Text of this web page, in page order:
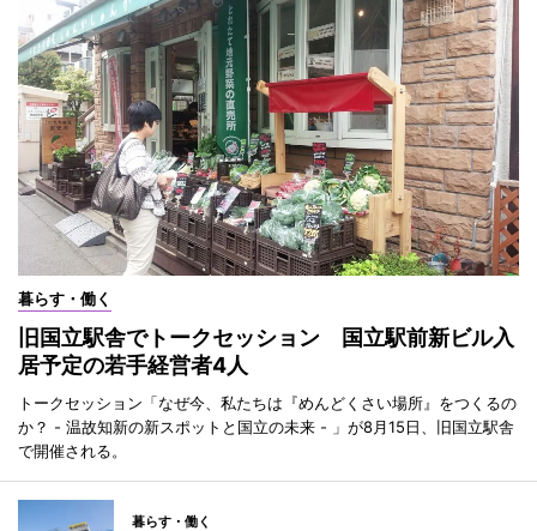
暮らす・働く
旧国立駅舎でトークセッション 国立駅前新ビル入
居予定の若手経営者4人
トークセッション「なぜ今、私たちは『めんどくさい場所』をつくるの
か？ - 温故知新の新スポットと国立の未来 - 」が8月15日、旧国立駅舎
で開催される。
暮らす・働く